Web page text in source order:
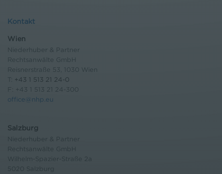
Kontakt
Wien
Niederhuber & Partner
Rechtsanwälte GmbH
Reisnerstraße 53, 1030 Wien
+43 1 513 21 24-0
F: +43 1 513 21 24-300
office@nhp.eu
Salzburg
Niederhuber & Partner
Rechtsanwälte GmbH
Wilhelm-Spazier-Straße 2a
5020 Salzburg